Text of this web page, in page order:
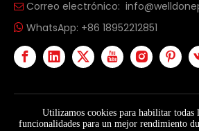
 Correo electrónico:
 WhatsApp: +86 18952212851
Copyright ©2026Xuzhou Welldone
Utilizamos cookies para habilitar todas
funcionalidades para un mejor rendimiento